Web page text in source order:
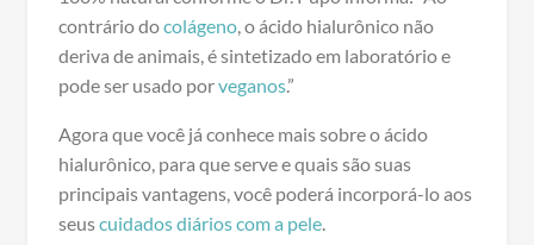
contrário docolágeno, o ácido hialurônico não
deriva de animais, é sintetizado em laboratório e
pode ser usado porveganos.”
Agora que você já conhece mais sobre o ácido
hialurônico, para que serve e quais são suas
principais vantagens, você poderá incorporá-lo aos
seuscuidados diários com a pele.